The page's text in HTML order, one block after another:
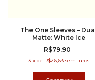
The One Sleeves – Dual
Matte: White Ice
R$79,90
3 x de R$26,63 sem juros